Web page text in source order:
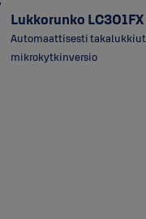
Lukkorunko LC301FX
Automaattisesti
mikrokytkinversio